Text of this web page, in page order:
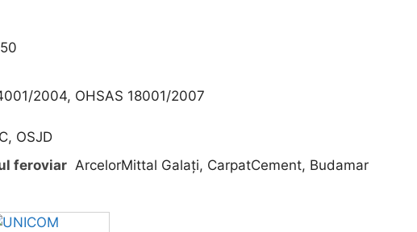
2004, OHSAS 18001/2007
OSJD
feroviar ArcelorMittal Galați, CarpatCement, Budamar